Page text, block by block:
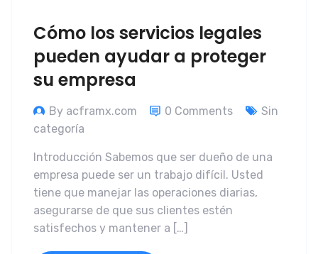
Cómo los servicios legales
pueden ayudar a proteger
su empresa
By acframx.com 0 Comments
Sin
categoría
Introducción Sabemos que ser dueño de una
empresa puede ser un trabajo difícil. Usted
tiene que manejar las operaciones diarias,
asegurarse de que sus clientes estén
satisfechos y mantener a […]